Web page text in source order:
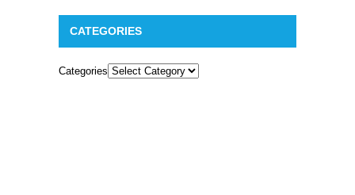
CATEGORIES
Categories